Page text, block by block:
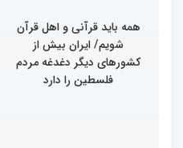
همه باید قرآنی و اهل قرآن
شویم/ ایران بیش از
کشورهای دیگر دغدغه مردم
فلسطین را دارد